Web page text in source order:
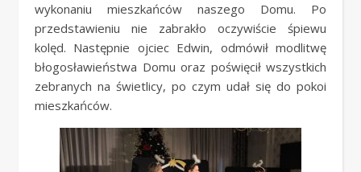
wykonaniu mieszkańców naszego Domu. Po
przedstawieniu nie zabrakło oczywiście śpiewu
kolęd. Następnie ojciec Edwin, odmówił modlitwę
błogosławieństwa Domu oraz poświęcił wszystkich
zebranych na świetlicy, po czym udał się do pokoi
mieszkańców.